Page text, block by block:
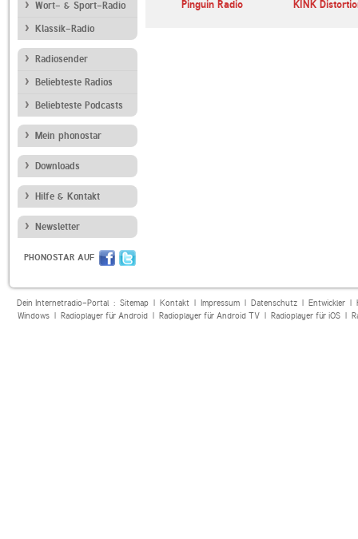
Wort- & Sport-Radio
Klassik-Radio
Radiosender
Beliebteste Radios
Beliebteste Podcasts
Mein phonostar
Downloads
Hilfe & Kontakt
Newsletter
PHONOSTAR AUF
104.6 RTL Pinguin Radio KINK
Dein Internetradio-Portal : Sitemap| Kontakt| Impressum| Datenschutz| Entwickler|
Windows| Radioplayer für Android| Radioplayer für Android TV| Radioplayer für iOS|